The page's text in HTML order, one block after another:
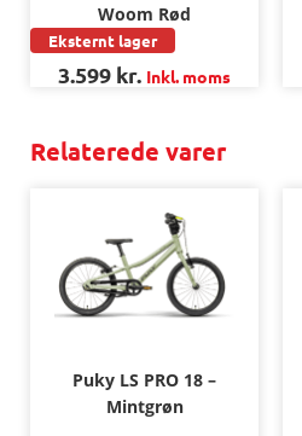
Woom Rød
Eksternt lager
3.599 kr. Inkl. moms
Relaterede varer
Puky LS PRO 18 –
Mintgrøn